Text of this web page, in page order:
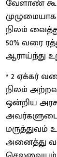
வேளாண்
முழுமையாக
நிலம்
50% வரை
ஆராய்ந்து
* 2 ஏக்கர்
நிலம்
ஒன்றிய
மருத்துவம்
அனைத்து